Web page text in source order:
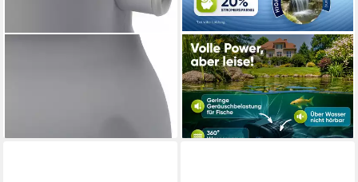
TEICHER
Teichpumpe Effiziente
Filterpumpe für Teich
ab 54,99 €
lieferbar - in 3-4 Werktagen bei dir